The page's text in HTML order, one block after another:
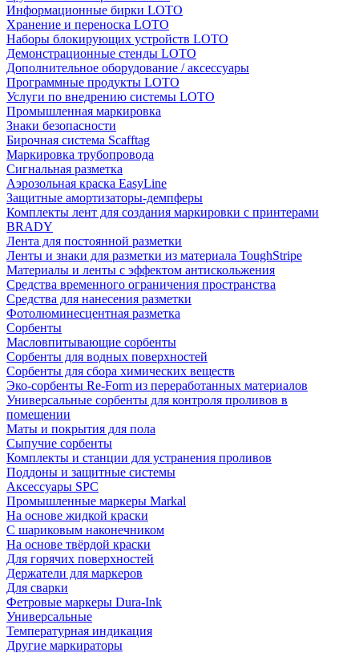
Информационные бирки LOTO
Хранение и переноска LOTO
Наборы блокирующих устройств LOTO
Демонстрационные стенды LOTO
Дополнительное оборудование / аксессуары
Программные продукты LOTO
Услуги по внедрению системы LOTO
Промышленная маркировка
Знаки безопасности
Бирочная система Scafftag
Маркировка трубопровода
Сигнальная разметка
Аэрозольная краска EasyLine
Защитные амортизаторы-демпферы
Комплекты лент для создания маркировки с принтерами
BRADY
Лента для постоянной разметки
Ленты и знаки для разметки из материала ToughStripe
Материалы и ленты с эффектом антискольжения
Средства временного ограничения пространства
Средства для нанесения разметки
Фотолюминесцентная разметка
Сорбенты
Масловпитывающие сорбенты
Сорбенты для водных поверхностей
Сорбенты для сбора химических веществ
Эко-сорбенты Re-Form из переработанных материалов
Универсальные сорбенты для контроля проливов в
помещении
Маты и покрытия для пола
Сыпучие сорбенты
Комплекты и станции для устранения проливов
Поддоны и защитные системы
Аксессуары SPC
Промышленные маркеры Markal
На основе жидкой краски
С шариковым наконечником
На основе твёрдой краски
Для горячих поверхностей
Держатели для маркеров
Для сварки
Фетровые маркеры Dura-Ink
Универсальные
Температурная индикация
Другие маркираторы